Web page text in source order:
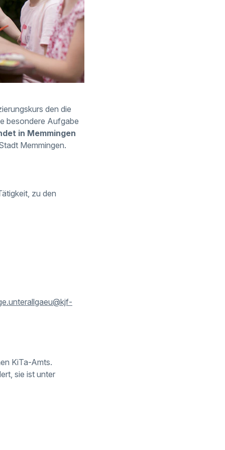
den die
besondere Aufgabe
in Memmingen
Memmingen.
zu den
KiTa-Amts.
sie ist unter